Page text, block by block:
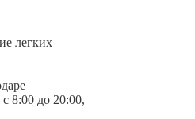
легких
8:00 до 20:00,